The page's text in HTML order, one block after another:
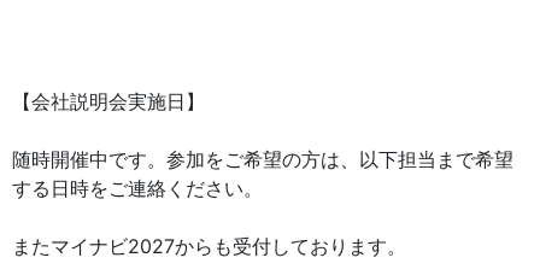
【会社説明会実施日】
随時開催中です。参加をご希望の方は、以下担当まで希望
する日時をご連絡ください。
またマイナビ2027からも受付しております。